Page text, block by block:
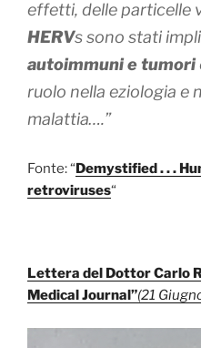
effetti, delle particelle
HERVs sono stati
autoimmuni e tumori
ruolo nella eziologia e
malattia….”
Fonte: “Demystified . . .
retroviruses“
Lettera del Dottor Carlo
Medical Journal”(21